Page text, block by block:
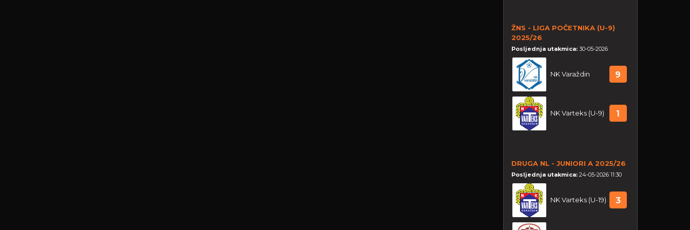
ŽNS - LIGA POČETNIKA (U-9)
2025/26
Posljednja utakmica: 30-05-2026
NK Varaždin 9
NK Varteks (U-9) 1
DRUGA NL - JUNIORI A 2025/26
Posljednja utakmica: 24-05-2026 11:30
NK Varteks (U-19) 3